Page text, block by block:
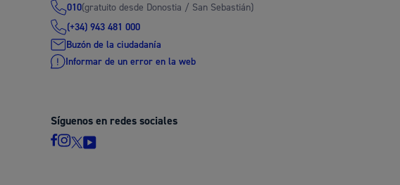
010(gratuito desde Donostia / San Sebastián)
(+34) 943 481 000
Buzón de la ciudadanía
Informar de un error en la web
Síguenos en redes sociales